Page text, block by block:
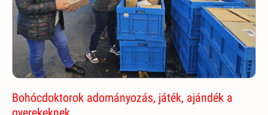
Bohócdoktorok adományozás, játék, ajándék a